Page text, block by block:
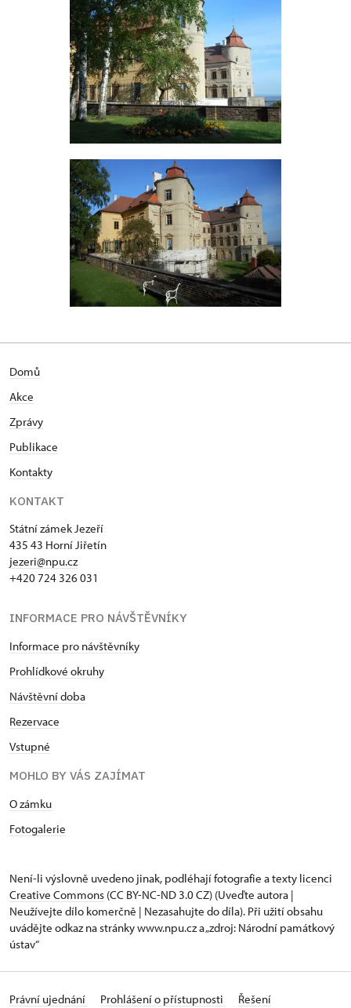
Domů
Akce
Zprávy
Publikace
Kontakty
KONTAKT
Státní zámek Jezeří
435 43 Horní Jiřetín
jezeri@npu.cz
+420 724 326 031
INFORMACE PRO NÁVŠTĚVNÍKY
Informace pro návštěvníky
Prohlídkové okruhy
Návštěvní doba
Rezervace
Vstupné
MOHLO BY VÁS ZAJÍMAT
O zámku
Fotogalerie
Není-li výslovně uvedeno jinak, podléhají fotografie a texty licenci
Creative Commons (CC BY-NC-ND 3.0 CZ) (Uveďte autora |
Neužívejte dílo komerčně | Nezasahujte do díla). Při užití obsahu
uvádějte odkaz na stránky www.npu.cz a „zdroj: Národní památkový
ústav“
Právní ujednání Prohlášení o přístupnosti Řešení